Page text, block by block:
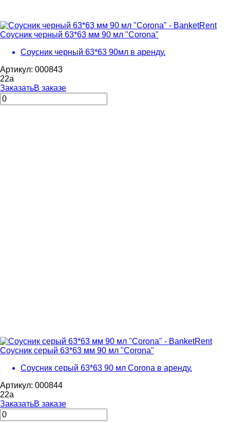
Соусник черный 63*63 мм 90 мл "Corona"
Соусник черный 63*63 90мл в аренду.
Артикул: 000843
22a
ЗаказатьВ заказе
Соусник серый 63*63 мм 90 мл "Corona"
Соусник серый 63*63 90 мл Coronа в аренду.
Артикул: 000844
22a
ЗаказатьВ заказе